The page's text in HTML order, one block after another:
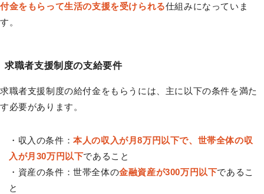
付金をもらって生活の支援を受けられる仕組みになっていま
す。
求職者支援制度の支給要件
求職者支援制度の給付金をもらうには、主に以下の条件を満た
す必要があります。
・収入の条件：本人の収入が月8万円以下で、世帯全体の収
入が月30万円以下であること
・資産の条件：世帯全体の金融資産が300万円以下であるこ
と